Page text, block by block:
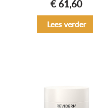
€61,60
Lees verder